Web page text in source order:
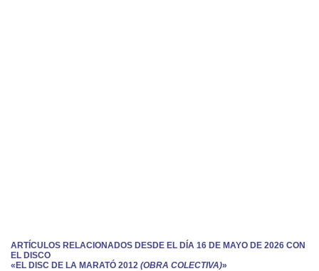
ARTÍCULOS RELACIONADOS DESDE EL DÍA 16 DE MAYO DE 2026 CON
EL DISCO
«EL DISC DE LA MARATÓ 2012 (OBRA COLECTIVA)»